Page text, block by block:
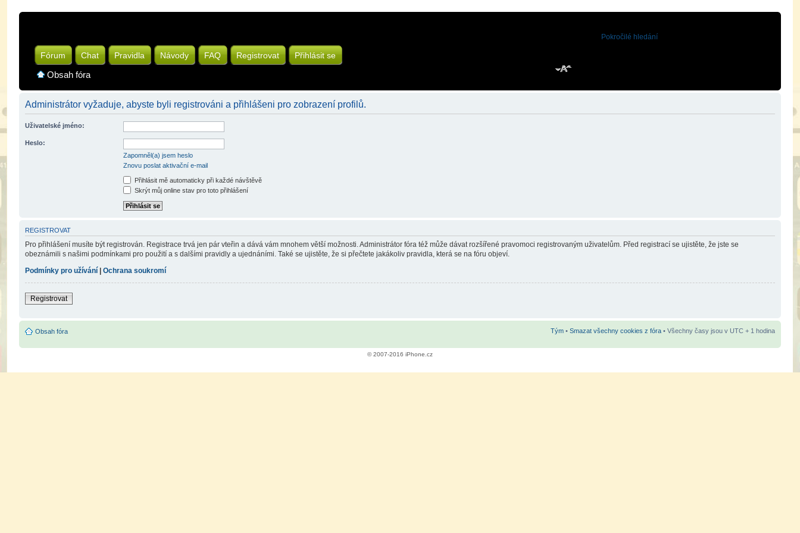
Fórum Chat Pravidla Návody FAQ Registrovat Přihlásit se
Obsah fóra
Pokročilé hledání
Administrátor vyžaduje, abyste byli registrováni a přihlášeni pro zobrazení profilů.
Uživatelské jméno:
Heslo:
Zapomněl(a) jsem heslo
Znovu poslat aktivační e-mail
Přihlásit mě automaticky při každé návštěvě
Skrýt můj online stav pro toto přihlášení
REGISTROVAT
Pro přihlášení musíte být registrován. Registrace trvá jen pár vteřin a dává vám mnohem větší možnosti. Administrátor fóra též může dávat rozšířené pravomoci registrovaným uživatelům. Před registrací se ujistěte, že jste se
obeznámili s našimi podmínkami pro použití a s dalšími pravidly a ujednáními. Také se ujistěte, že si přečtete jakákoliv pravidla, která se na fóru objeví.
Podmínky pro užívání | Ochrana soukromí
Registrovat
Obsah fóra Tým • Smazat všechny cookies z fóra • Všechny časy jsou v UTC + 1 hodina
© 2007-2016 iPhone.cz